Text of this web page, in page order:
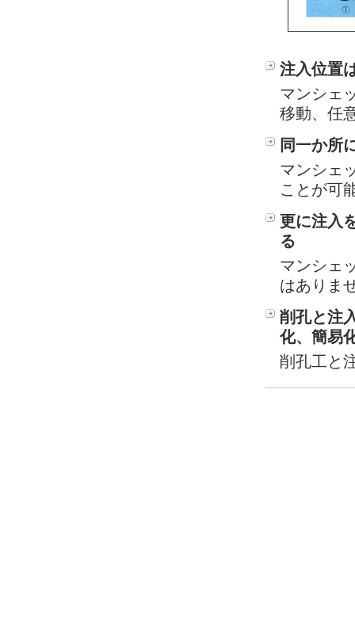
注入位置
マンシェ
移動、任
同一か所
マンシェ
ことが可
更に注入
る
マンシェ
はありま
削孔と注
化、簡易
削孔工と